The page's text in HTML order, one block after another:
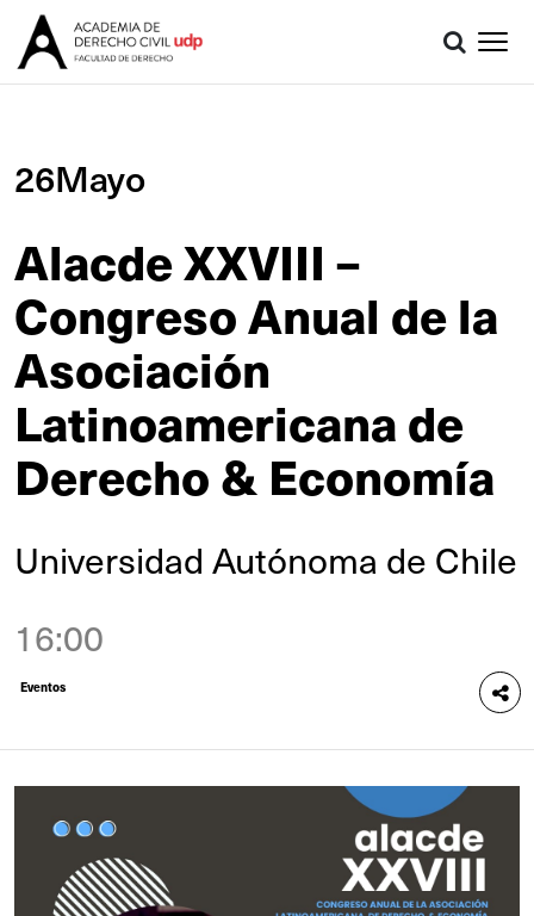
26Mayo
Alacde XXVIII –
Congreso Anual de la
Asociación
Latinoamericana de
Derecho & Economía
Universidad Autónoma de Chile
16:00
Eventos